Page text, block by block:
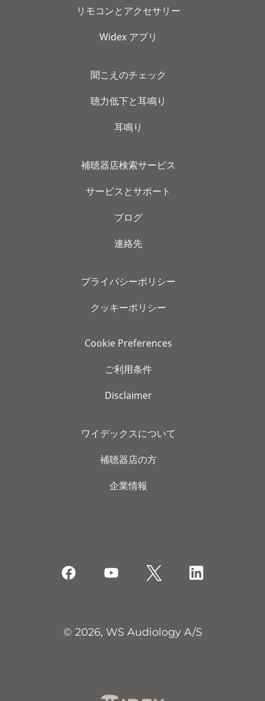
リモコンとアクセサリー
Widex アプリ
聞こえのチェック
聴力低下と耳鳴り
耳鳴り
補聴器店検索サービス
サービスとサポート
ブログ
連絡先
プライバシーポリシー
クッキーポリシー
Cookie Preferences
ご利用条件
Disclaimer
ワイデックスについて
補聴器店の方
企業情報
© 2026, WS Audiology A/S